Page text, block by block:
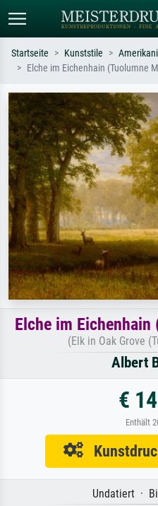
Suchen Sie nach Künstlern, Werktiteln
oder Stilen – z.B. Monet,
Sternennacht, Impressionismus, Welle
Hokusai, Akt.
Startseite Kunststile
Elche im Eichenhain (Tuolumne
Elche im Eichenhain
(Elk in Oak Grove
Albert
€
Enthält
Undatiert ·